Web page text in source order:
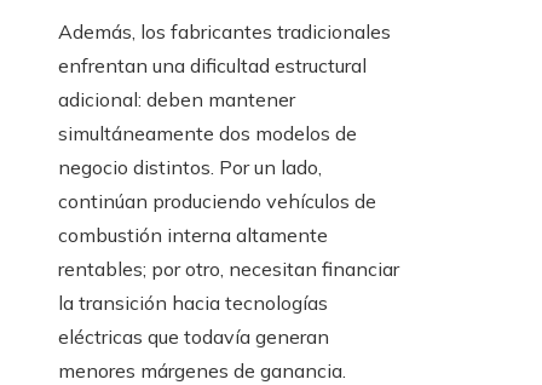
Además, los fabricantes tradicionales
enfrentan una dificultad estructural
adicional: deben mantener
simultáneamente dos modelos de
negocio distintos. Por un lado,
continúan produciendo vehículos de
combustión interna altamente
rentables; por otro, necesitan financiar
la transición hacia tecnologías
eléctricas que todavía generan
menores márgenes de ganancia.